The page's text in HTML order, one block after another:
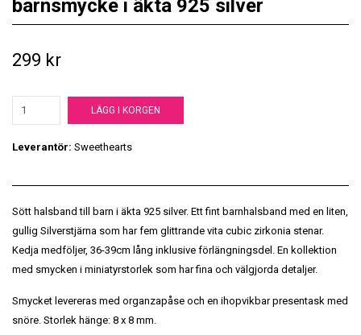
barnsmycke i äkta 925 silver
299 kr
LÄGG I KORGEN
Leverantör: Sweethearts
Sött halsband till barn i äkta 925 silver. Ett fint barnhalsband med en liten,
gullig Silverstjärna som har fem glittrande vita cubic zirkonia stenar.
Kedja medföljer, 36-39cm lång inklusive förlängningsdel. En kollektion
med smycken i miniatyrstorlek som har fina och välgjorda detaljer.
Smycket levereras med organzapåse och en ihopvikbar presentask med
snöre. Storlek hänge: 8 x 8 mm.